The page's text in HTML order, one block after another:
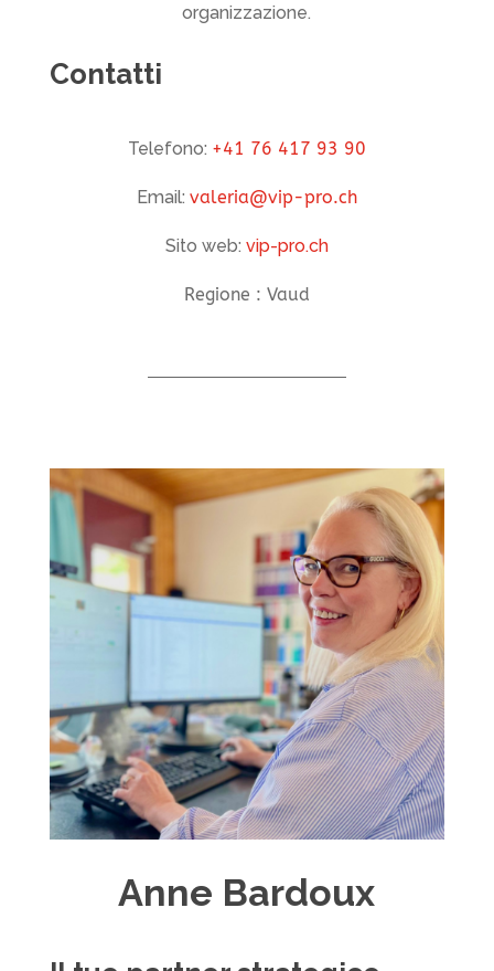
organizzazione.
Contatti
Telefono: +41 76 417 93 90
Email: valeria@vip-pro.ch
Sito web: vip-pro.ch
Regione : Vaud
Anne Bardoux